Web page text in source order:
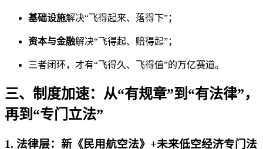
基础设施解决“飞得起来、落得下”；
资本与金融解决“飞得起、赔得起”；
三者闭环，才有“飞得久、飞得值”的万亿赛道。
三、制度加速：从“有规章”到“有法律”，
再到“专门立法”
1. 法律层：新《民用航空法》+未来低空经济专门法